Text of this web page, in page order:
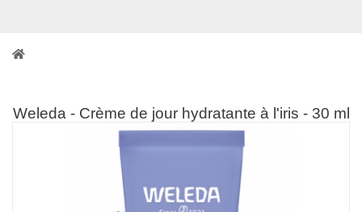
Weleda - Crème de jour hydratante à l'iris - 30 ml